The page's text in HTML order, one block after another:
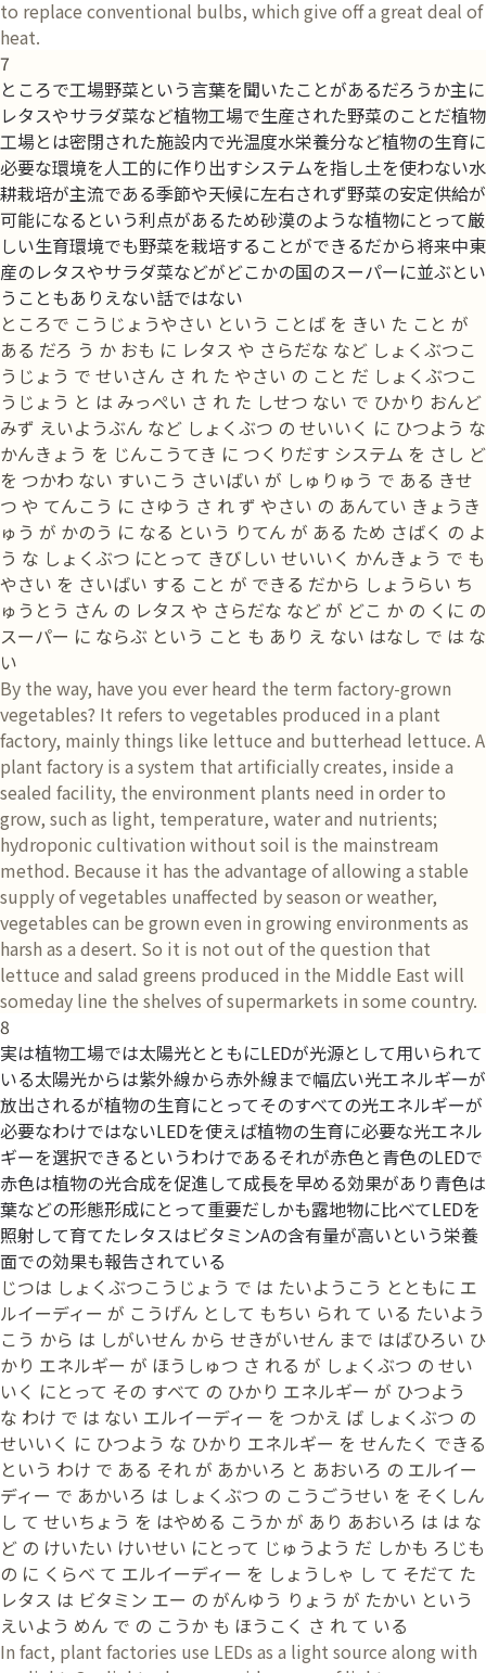
to replace conventional bulbs, which give off a great deal of
heat.
7
ところで工場野菜という言葉を聞いたことがあるだろうか主に
レタスやサラダ菜など植物工場で生産された野菜のことだ植物
工場とは密閉された施設内で光温度水栄養分など植物の生育に
必要な環境を人工的に作り出すシステムを指し土を使わない水
耕栽培が主流である季節や天候に左右されず野菜の安定供給が
可能になるという利点があるため砂漠のような植物にとって厳
しい生育環境でも野菜を栽培することができるだから将来中東
産のレタスやサラダ菜などがどこかの国のスーパーに並ぶとい
うこともありえない話ではない
ところで こうじょうやさい という ことば を きい た こと が
ある だろ う か おも に レタス や さらだな など しょくぶつこ
うじょう で せいさん さ れ た やさい の こと だ しょくぶつこ
うじょう と は みっぺい さ れ た しせつ ない で ひかり おんど
みず えいようぶん など しょくぶつ の せいいく に ひつよう な
かんきょう を じんこうてき に つくりだす システム を さし ど
を つかわ ない すいこう さいばい が しゅりゅう で ある きせ
つ や てんこう に さゆう さ れ ず やさい の あんてい きょうき
ゅう が かのう に なる という りてん が ある ため さばく の よ
う な しょくぶつ にとって きびしい せいいく かんきょう で も
やさい を さいばい する こと が できる だから しょうらい ち
ゅうとう さん の レタス や さらだな など が どこ か の くに の
スーパー に ならぶ という こと も あり え ない はなし で は な
い
By the way, have you ever heard the term factory-grown
vegetables? It refers to vegetables produced in a plant
factory, mainly things like lettuce and butterhead lettuce. A
plant factory is a system that artificially creates, inside a
sealed facility, the environment plants need in order to
grow, such as light, temperature, water and nutrients;
hydroponic cultivation without soil is the mainstream
method. Because it has the advantage of allowing a stable
supply of vegetables unaffected by season or weather,
vegetables can be grown even in growing environments as
harsh as a desert. So it is not out of the question that
lettuce and salad greens produced in the Middle East will
someday line the shelves of supermarkets in some country.
8
実は植物工場では太陽光とともにLEDが光源として用いられて
いる太陽光からは紫外線から赤外線まで幅広い光エネルギーが
放出されるが植物の生育にとってそのすべての光エネルギーが
必要なわけではないLEDを使えば植物の生育に必要な光エネル
ギーを選択できるというわけであるそれが赤色と青色のLEDで
赤色は植物の光合成を促進して成長を早める効果があり青色は
葉などの形態形成にとって重要だしかも露地物に比べてLEDを
照射して育てたレタスはビタミンAの含有量が高いという栄養
面での効果も報告されている
じつは しょくぶつこうじょう で は たいようこう とともに エ
ルイーディー が こうげん として もちい られ て いる たいよう
こう から は しがいせん から せきがいせん まで はばひろい ひ
かり エネルギー が ほうしゅつ さ れる が しょくぶつ の せい
いく にとって その すべて の ひかり エネルギー が ひつよう
な わけ で は ない エルイーディー を つかえ ば しょくぶつ の
せいいく に ひつよう な ひかり エネルギー を せんたく できる
という わけ で ある それ が あかいろ と あおいろ の エルイー
ディー で あかいろ は しょくぶつ の こうごうせい を そくしん
し て せいちょう を はやめる こうか が あり あおいろ は は な
ど の けいたい けいせい にとって じゅうよう だ しかも ろじも
の に くらべ て エルイーディー を しょうしゃ し て そだて た
レタス は ビタミン エー の がんゆう りょう が たかい という
えいよう めん で の こうか も ほうこく さ れ て いる
In fact, plant factories use LEDs as a light source along with